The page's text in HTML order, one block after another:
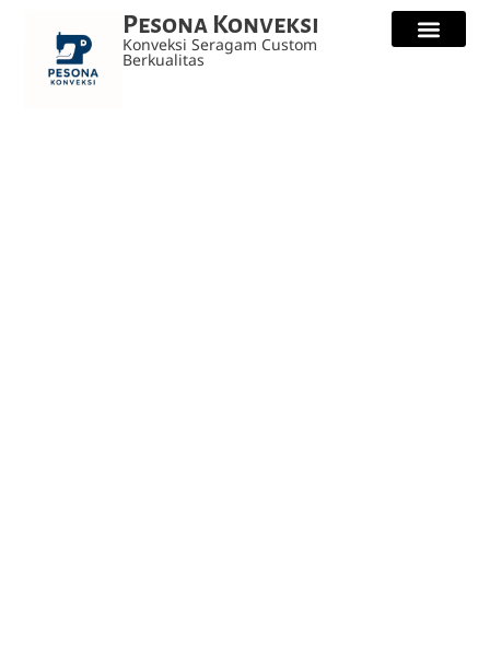
Pesona Konveksi
Konveksi Seragam Custom
Berkualitas